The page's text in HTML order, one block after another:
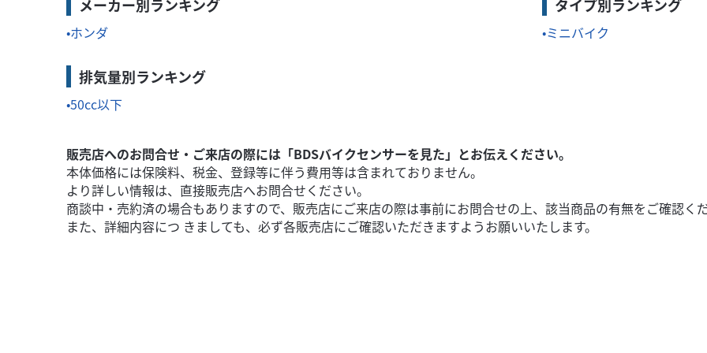
メーカー別ランキング
ホンダ
タイプ別ランキング
ミニバイク
排気量別ランキング
50cc以下
販売店へのお問合せ・ご来店の際には「BDSバイクセンサーを見た」とお伝えください。
本体価格には保険料、税金、登録等に伴う費用等は含まれておりません。
より詳しい情報は、直接販売店へお問合せください。
商談中・売約済の場合もありますので、販売店にご来店の際は事前にお問合せの上、該当商品の有無をご確認く
また、詳細内容につ きましても、必ず各販売店にご確認いただきますようお願いいたします。